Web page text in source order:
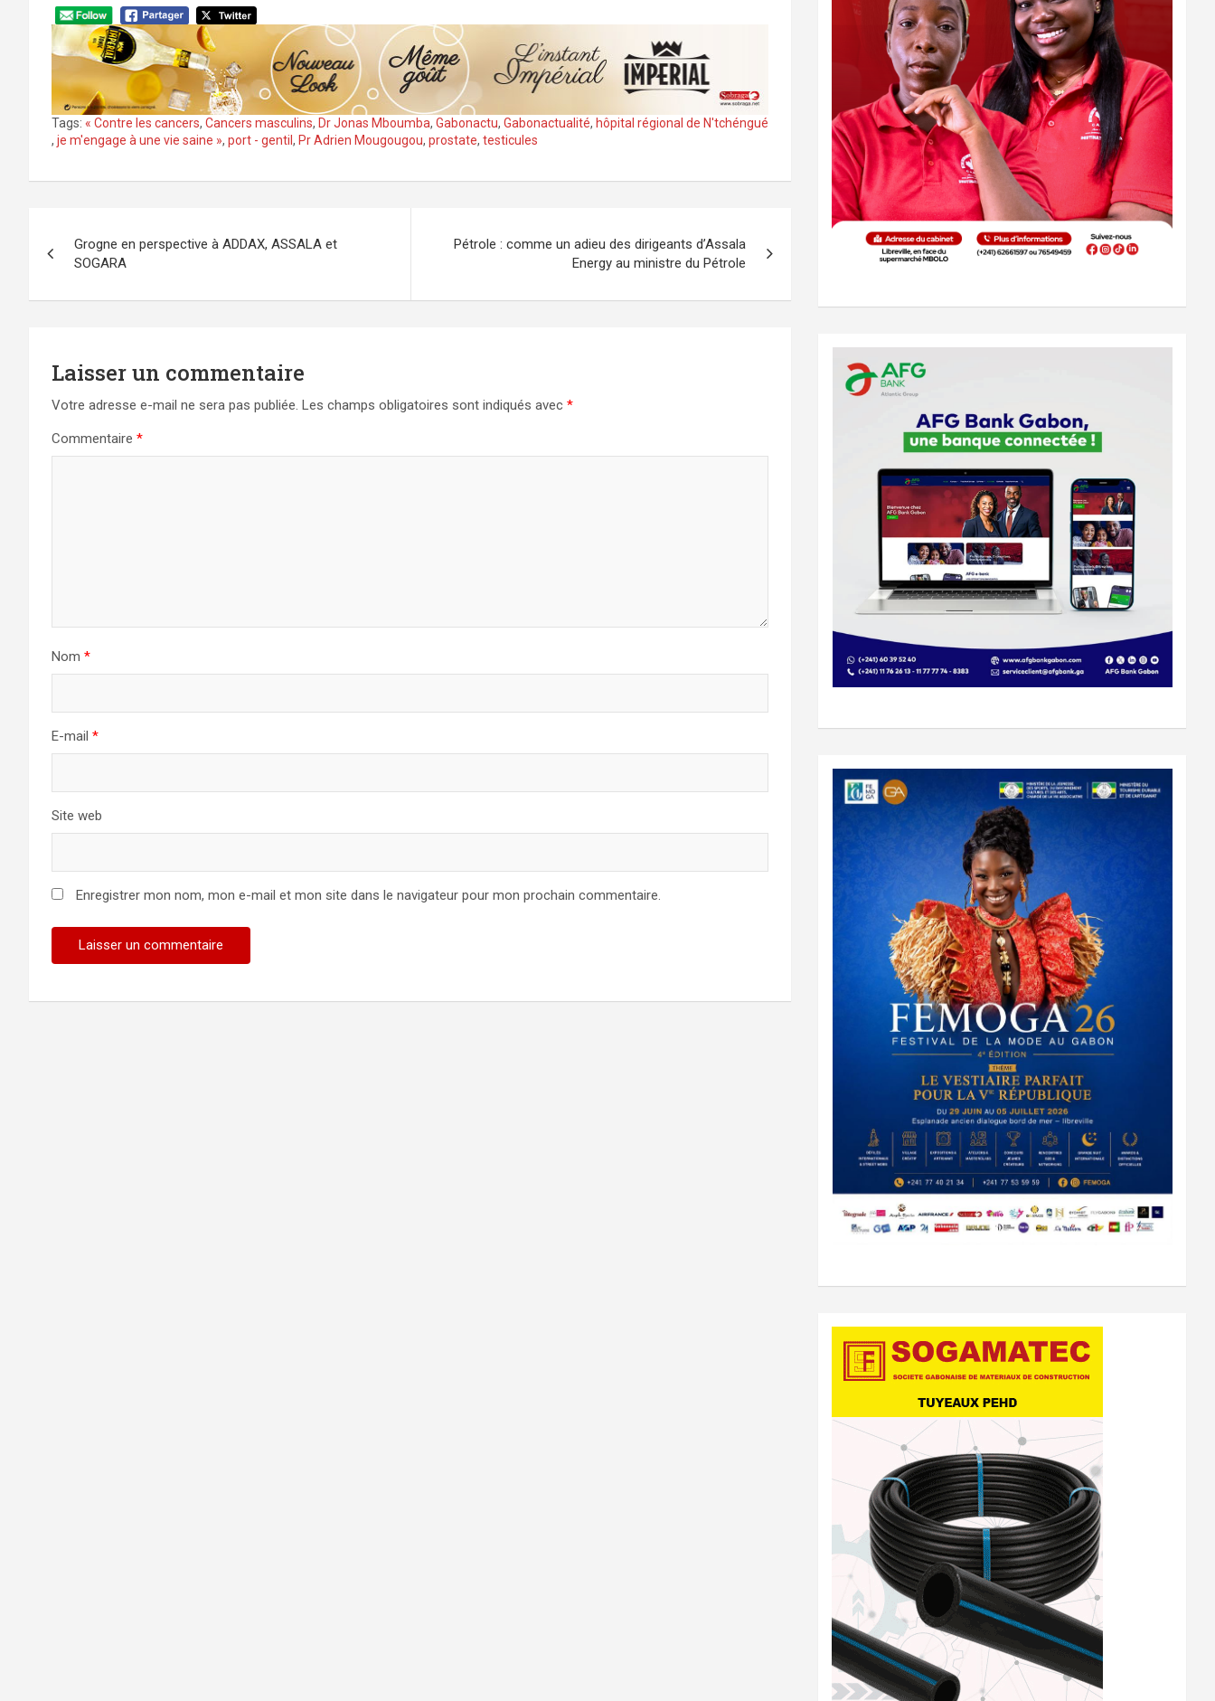
Tags: « Contre les cancers, Cancers masculins, Dr Jonas Mboumba, Gabonactu, Gabonactualité, hôpital régional de N'tchéngué
, je m'engage à une vie saine », port - gentil , Pr Adrien Mougougou, prostate, testicules
de
l’article
Grogne en perspective à ADDAX, ASSALA et
SOGARA
Pétrole : comme un adieu des dirigeants d’Assala
Energy au ministre du Pétrole
Laisser un commentaire
Votre adresse e-mail ne sera pas publiée. Les champs obligatoires sont indiqués avec *
Commentaire *
Nom *
E-mail *
Site web
Enregistrer mon nom, mon e-mail et mon site dans le navigateur pour mon prochain commentaire.